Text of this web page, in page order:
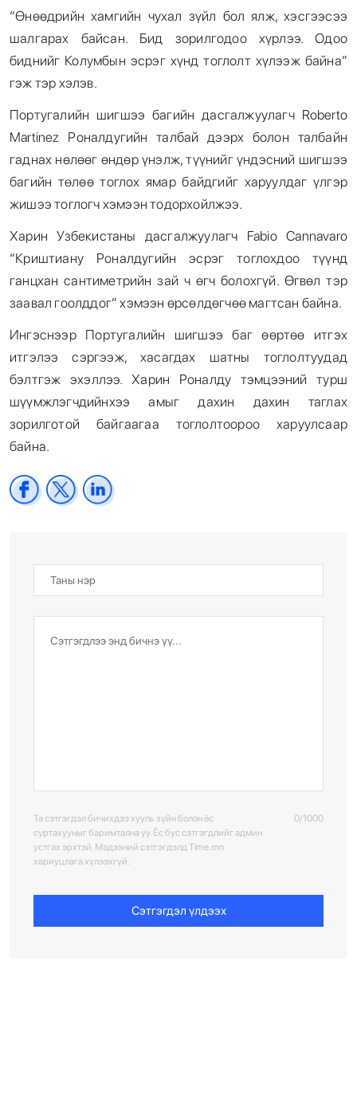
“Өнөөдрийн хамгийн чухал зүйл бол ялж, хэсгээсээ
шалгарах байсан. Бид зорилгодоо хүрлээ. Одоо
биднийг Колумбын эсрэг хүнд тоглолт хүлээж байна”
гэж тэр хэлэв.
Португалийн шигшээ багийн дасгалжуулагч Roberto
Martinez Роналдугийн талбай дээрх болон талбайн
гаднах нөлөөг өндөр үнэлж, түүнийг үндэсний шигшээ
багийн төлөө тоглох ямар байдгийг харуулдаг үлгэр
жишээ тоглогч хэмээн тодорхойлжээ.
Харин Узбекистаны дасгалжуулагч Fabio Cannavaro
“Криштиану Роналдугийн эсрэг тоглохдоо түүнд
ганцхан сантиметрийн зай ч өгч болохгүй. Өгвөл тэр
заавал гоолддог” хэмээн өрсөлдөгчөө магтсан байна.
Ингэснээр Португалийн шигшээ баг өөртөө итгэх
итгэлээ сэргээж, хасагдах шатны тоглолтуудад
бэлтгэж эхэллээ. Харин Роналду тэмцээний турш
шүүмжлэгчдийнхээ амыг дахин дахин таглах
зорилготой байгаагаа тоглолтоороо харуулсаар
байна.
Та сэтгэгдэл бичихдээ хууль зүйн болон ёс
суртахууныг баримтална уу. Ёс бус сэтгэгдлийг админ
устгах эрхтэй. Мэдээний сэтгэгдэлд Time.mn
хариуцлага хүлээхгүй.
0/1000
Сэтгэгдэл үлдээх